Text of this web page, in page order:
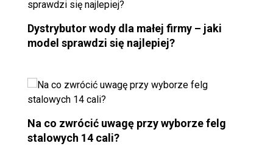
Dystrybutor wody dla małej firmy – jaki
model sprawdzi się najlepiej?
Na co zwrócić uwagę przy wyborze felg
stalowych 14 cali?